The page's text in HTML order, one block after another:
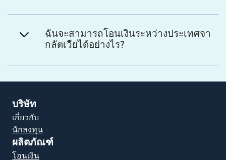
ฉันจะสามารถโอนเงินระหว่างประเทศจา
กลัตเวียได้อย่างไร?
บริษัท
เกี่ยวกับ
นักลงทุน
ผลิตภัณฑ์
โอนเงิน